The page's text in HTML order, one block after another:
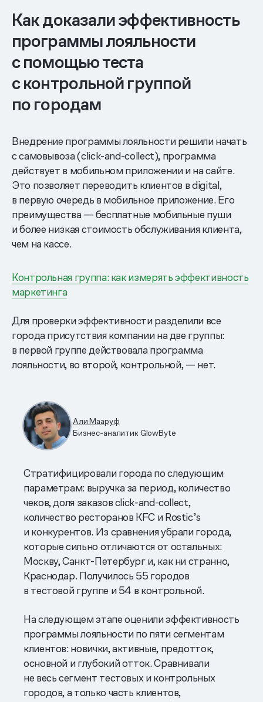
Как доказали эффективность
программы лояльности
с помощью теста
с контрольной группой
по городам
Внедрение программы лояльности решили начать
с самовывоза (click-and-collect), программа
действует в мобильном приложении и на сайте.
Это позволяет переводить клиентов в digital,
в первую очередь в мобильное приложение. Его
преимущества — бесплатные мобильные пуши
и более низкая стоимость обслуживания клиента,
чем на кассе.
Контрольная группа: как измерять эффективность
маркетинга
Для проверки эффективности разделили все
города присутствия компании на две группы:
в первой группе действовала программа
лояльности, во второй, контрольной, — нет.
Али Мааруф
Бизнес-аналитик GlowByte
Стратифицировали города по следующим
параметрам: выручка за период, количество
чеков, доля заказов click-and-collect,
количество ресторанов KFC и Rostic’s
и конкурентов. Из сравнения убрали города,
которые сильно отличаются от остальных:
Москву, Санкт-Петербург и, как ни странно,
Краснодар. Получилось 55 городов
в тестовой группе и 54 в контрольной.
На следующем этапе оценили эффективность
программы лояльности по пяти сегментам
клиентов: новички, активные, предотток,
основной и глубокий отток. Сравнивали
не весь сегмент тестовых и контрольных
городов, а только часть клиентов,